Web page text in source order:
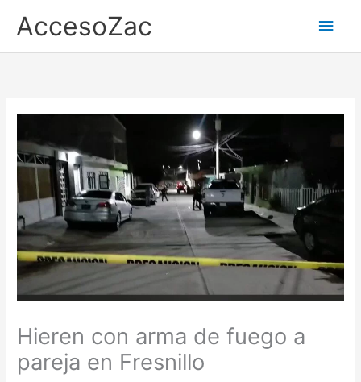
AccesoZac
Hieren con arma de fuego a
pareja en Fresnillo